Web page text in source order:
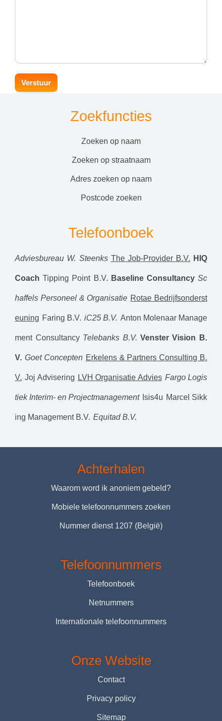
Zoekfuncties
zoeken op naam
zoeken op straatnaam
adres zoeken op naam
postcode zoeken
Telefoonboek
Adviesbureau W. Steenks The Job-Provider B.V. HIQ
Coach Tipping Point B.V. Baseline Consultancy Sc
haffels Personeel & Organisatie Rotae Bedrijfsonderst
euning Faring B.V. iC25 B.V. Anton Molenaar Manage
ment Consultancy Telebanks B.V. Venster Vision B.
V. Goet Concepten Erkelens & Partners Consulting B.
V. Joj Advisering LVH Organisatie Advies Fargo Logis
tiek Interim- en Projectmanagement Isis4u Marcel Sikk
ing Management B.V. Equitad B.V.
Achterhalen
Waarom word ik anoniem gebeld?
Mobiele telefoonnummers zoeken
Nummer dienst 1207 (België)
Telefoonnummers
Telefoonboek
Netnummers
Internationale telefoonnummers
Onze Website
Contact
Privacy policy
Sitemap